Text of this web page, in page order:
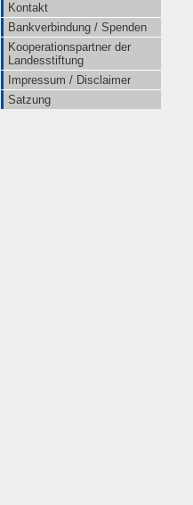
Kontakt
Bankverbindung / Spenden
Kooperationspartner der
Landesstiftung
Impressum / Disclaimer
Satzung